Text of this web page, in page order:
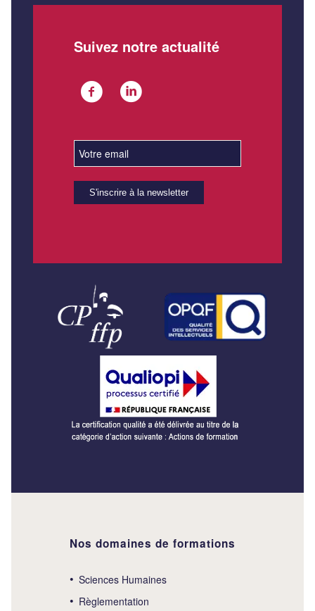
Suivez notre actualité
Nos domaines de formations
Sciences Humaines
Règlementation